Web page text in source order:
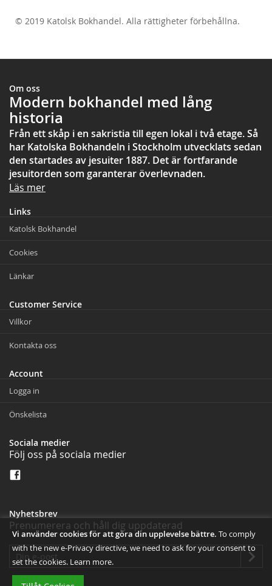
Vi använder cookies för att göra din upplevelse bättre. To comply
with the new e-Privacy directive, we need to ask for your consent to
set the cookies. Learn more.
© 2019 Katolsk Bokhandel. Alla rättigheter förbehållna.
Om oss
Modern bokhandel med lång
historia
Från ett skåp i en sakristia till egen lokal i två etage. Så
har Katolska Bokhandeln i Stockholm utvecklats sedan
den startades av jesuiter 1887. Det är fortfarande
jesuitorden som garanterar överlevnaden.
Läs mer
Links
Katolsk Bokhandel
Cookies
Länkar
Customer Service
Villkor
Kontakta oss
Account
Logga in
Önskelista
Sociala medier
Följ oss på sociala medier
Nyhetsbrev
Prenumerera och håll dig uppdaterad